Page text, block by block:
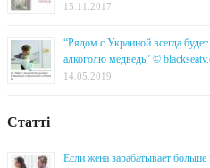
15.11.2017
“Рядом с Украиной всегда
алкоголю медведь” ©
14.05.2019
Статті
Если жена зарабатывает